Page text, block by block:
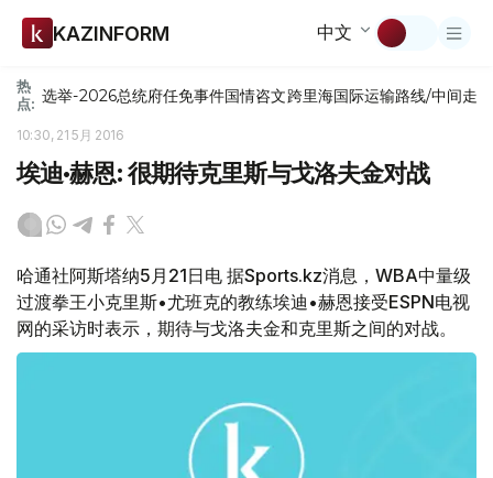
KAZINFORM 中文
热
点: 选举-2026总统府任免事件国情咨文跨里海国际运输路线/中间走廊
10:30, 21 5月 2016
埃迪•赫恩: 很期待克里斯与戈洛夫金对战
哈通社阿斯塔纳5月21日电 据Sports.kz消息，WBA中量级
过渡拳王小克里斯•尤班克的教练埃迪•赫恩接受ESPN电视
网的采访时表示，期待与戈洛夫金和克里斯之间的对战。